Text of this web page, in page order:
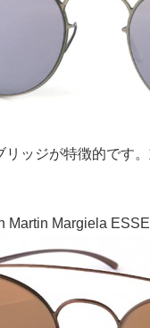
リッジが特徴的です
Martin Margiela